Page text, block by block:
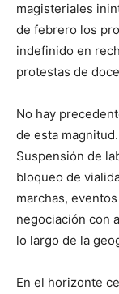
magisteriales
de febrero los
indefinido en
protestas de
No hay
de esta
Suspensión de
bloqueo de
marchas,
negociación con
lo largo de la
En el horizonte